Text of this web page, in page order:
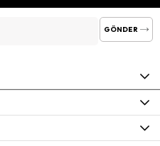
GÖNDER